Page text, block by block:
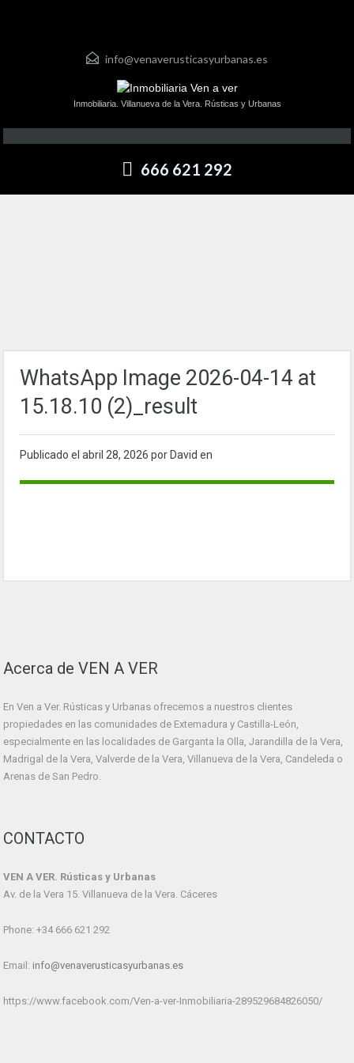
info@venaverusticasyurbanas.es
Inmobiliaria. Villanueva de la Vera. Rústicas y Urbanas
666 621 292
WhatsApp Image 2026-04-14 at
15.18.10 (2)_result
Publicado el abril 28, 2026 por David en
Acerca de VEN A VER
En Ven a Ver. Rústicas y Urbanas ofrecemos a nuestros clientes
propiedades en las comunidades de Extemadura y Castilla-León,
especialmente en las localidades de Garganta la Olla, Jarandilla de la Vera,
Madrigal de la Vera, Valverde de la Vera, Villanueva de la Vera, Candeleda o
Arenas de San Pedro.
CONTACTO
VEN A VER. Rústicas y Urbanas
Av. de la Vera 15. Villanueva de la Vera. Cáceres
Phone: +34 666 621 292
Email: info@venaverusticasyurbanas.es
https://www.facebook.com/Ven-a-ver-Inmobiliaria-289529684826050/